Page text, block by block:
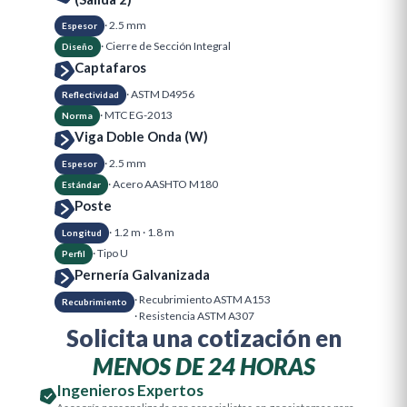
Espesor · 2.5 mm
Diseño · Cierre de Sección Integral
Captafaros
Reflectividad · ASTM D4956
Norma · MTC EG-2013
Viga Doble Onda (W)
Espesor · 2.5 mm
Estándar · Acero AASHTO M180
Poste
Longitud · 1.2 m · 1.8 m
Perfil · Tipo U
Pernería Galvanizada
Recubrimiento
· Recubrimiento ASTM A153
· Resistencia ASTM A307
Solicita una cotización en
MENOS DE 24 HORAS
Ingenieros Expertos